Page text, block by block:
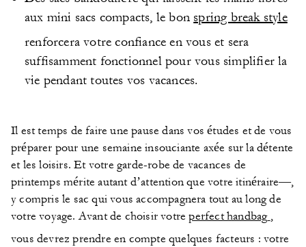
aux mini sacs compacts, le bon spring break style
renforcera votre confiance en vous et sera
suffisamment fonctionnel pour vous simplifier la
vie pendant toutes vos vacances.
Il est temps de faire une pause dans vos études et de vous
préparer pour une semaine insouciante axée sur la détente
et les loisirs. Et votre garde-robe de vacances de
printemps mérite autant d’attention que votre itinéraire—,
y compris le sac qui vous accompagnera tout au long de
votre voyage. Avant de choisir votreperfect handbag ,
vous devrez prendre en compte quelques facteurs : votre